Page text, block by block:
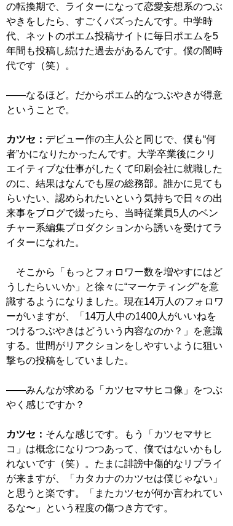
の転換期で、ライターになって恋愛妄想系のつぶ
やきをしたら、すごくバズったんです。中学時
代、ネットのポエム投稿サイトに毎日ポエムを5
年間も投稿し続けた過去があるんです。僕の闇時
代です（笑）。
――なるほど。だからポエム的なつぶやきが得意
ということで。
カツセ： デビュー作の主人公と同じで、僕も“何
者”かになりたかったんです。大学卒業後にクリ
エイティブな仕事がしたくて印刷会社に就職した
のに、結果はなんでも屋の総務部。誰かに見ても
らいたい、認められたいという気持ちで日々の出
来事をブログで綴ったら、当時従業員5人のベン
チャー系編集プロダクションから誘いを受けてラ
イターになれた。
そこから「もっとフォロワー数を増やすにはど
うしたらいいか」と徐々に“マーケティング”を意
識するようになりました。現在14万人のフォロワ
ーがいますが、「14万人中の1400人がいいねを
つけるつぶやきはどういう内容なのか？」を意識
する。世間がリアクションをしやすいように狙い
撃ちの投稿をしていました。
――みんなが求める「カツセマサヒコ像」をつぶ
やく感じですか？
カツセ： そんな感じです。もう「カツセマサヒ
コ」は概念になりつつあって、僕ではないかもし
れないです（笑）。たまに誹謗中傷的なリプライ
が来ますが、「カタカナのカツセは僕じゃない」
と思うと楽です。「またカツセが何か言われてい
るな〜」という程度の傷つき方です。